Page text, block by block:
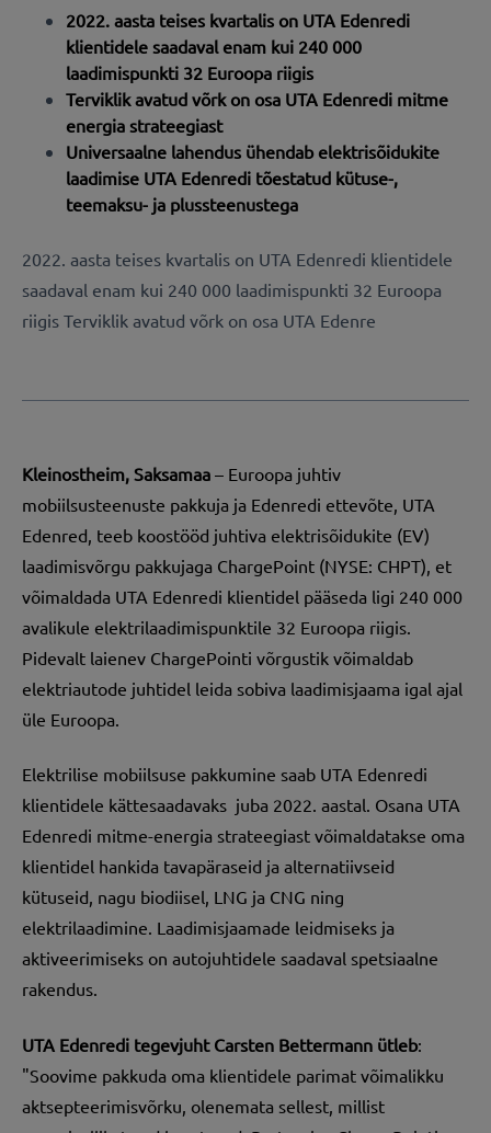
2022. aasta teises kvartalis on UTA Edenredi
klientidele saadaval enam kui 240 000
laadimispunkti 32 Euroopa riigis
Terviklik avatud võrk on osa UTA Edenredi mitme
energia strateegiast
Universaalne lahendus ühendab elektrisõidukite
laadimise UTA Edenredi tõestatud kütuse-,
teemaksu- ja plussteenustega
2022. aasta teises kvartalis on UTA Edenredi klientidele
saadaval enam kui 240 000 laadimispunkti 32 Euroopa
riigis Terviklik avatud võrk on osa UTA Edenre
Kleinostheim, Saksamaa – Euroopa juhtiv
mobiilsusteenuste pakkuja ja Edenredi ettevõte, UTA
Edenred, teeb koostööd juhtiva elektrisõidukite (EV)
laadimisvõrgu pakkujaga ChargePoint (NYSE: CHPT), et
võimaldada UTA Edenredi klientidel pääseda ligi 240 000
avalikule elektrilaadimispunktile 32 Euroopa riigis.
Pidevalt laienev ChargePointi võrgustik võimaldab
elektriautode juhtidel leida sobiva laadimisjaama igal ajal
üle Euroopa.
Elektrilise mobiilsuse pakkumine saab UTA Edenredi
klientidele kättesaadavaks juba 2022. aastal. Osana UTA
Edenredi mitme-energia strateegiast võimaldatakse oma
klientidel hankida tavapäraseid ja alternatiivseid
kütuseid, nagu biodiisel, LNG ja CNG ning
elektrilaadimine. Laadimisjaamade leidmiseks ja
aktiveerimiseks on autojuhtidele saadaval spetsiaalne
rakendus.
UTA Edenredi tegevjuht Carsten Bettermann ütleb:
"Soovime pakkuda oma klientidele parimat võimalikku
aktsepteerimisvõrku, olenemata sellest, millist